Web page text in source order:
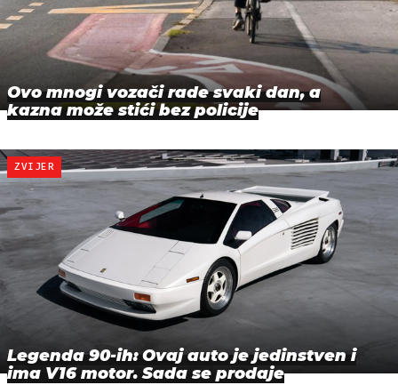
Ovo mnogi vozači rade svaki dan, a
kazna može stići bez policije
ZVIJER
Legenda 90-ih: Ovaj auto je jedinstven i
ima V16 motor. Sada se prodaje